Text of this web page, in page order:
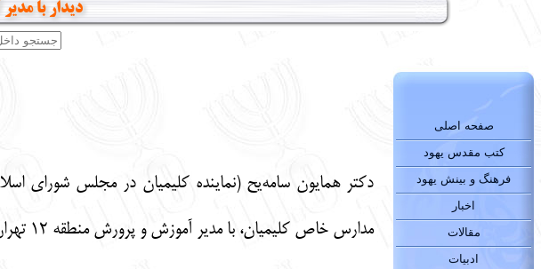
دیدار با مدیر
صفحه اصلی
کتب مقدس یهود
فرهنگ و بینش یهود
اخبار
مقالات
ادبیات
دکتر همایون سامه‌یح (نماینده کلیمیان در مجلس شورای
مدارس خاص کلیمیان، با مدیر آموزش و پرورش منطقه ۱۲ تهران در ۱۱ خرداد ۱۴۰۱، دیدار و گفتگو کردند.